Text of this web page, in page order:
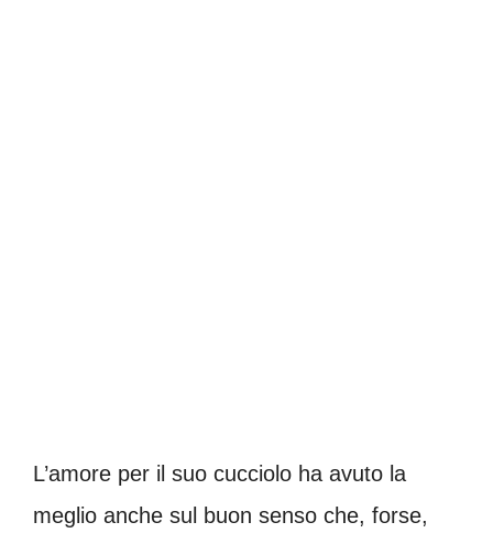
L’amore per il suo cucciolo ha avuto la
meglio anche sul buon senso che, forse,